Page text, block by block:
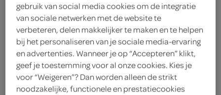
3.
29
800 Gram
Let op: aanbiedingen zijn niet zichtbaar bij de
gebruik van social media cookies om de integratie
van sociale netwerken met de website te
verbeteren, delen makkelijker te maken en te helpen
bij het personaliseren van je sociale media-ervaring
en advertenties. Wanneer je op “Accepteren” klikt,
geef je toestemming voor al onze cookies. Kies je
voor “Weigeren”? Dan worden alleen de strikt
noodzakelijke, functionele en prestatiecookies